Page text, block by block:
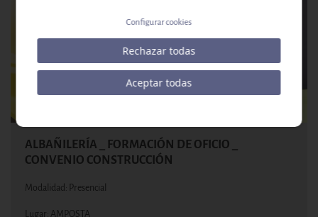
ALBAÑILERÍA _ FORMACIÓN DE OFICIO _
CONVENIO CONSTRUCCIÓN
Modalidad: Presencial
Lugar: AMPOSTA
Configurar cookies
Rechazar todas
Aceptar todas